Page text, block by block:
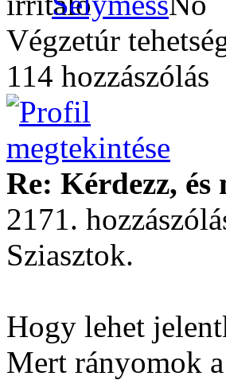
Végzetúr
114 hozzászólás
Re: Kérdezz,
2171.
Sziasztok.
Hogy lehet
Mert rányomok